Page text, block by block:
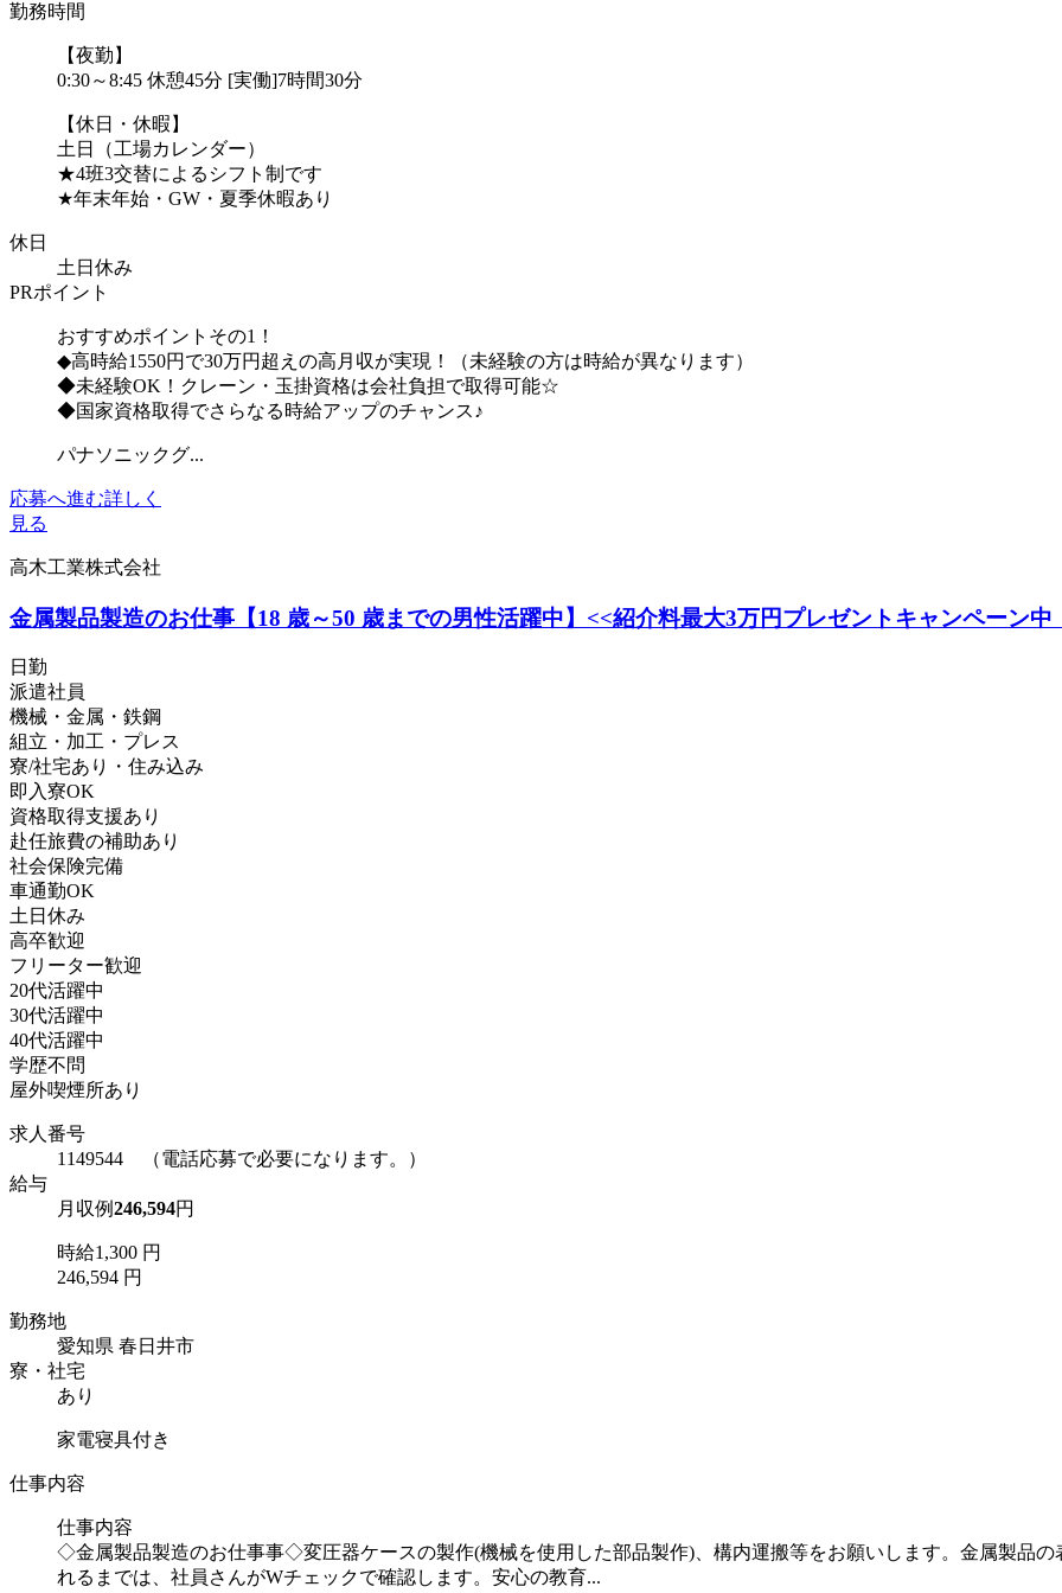
勤務時間
【夜勤】
0:30～8:45 休憩45分 [実働]7時間30分
【休日・休暇】
土日（工場カレンダー）
★4班3交替によるシフト制です
★年末年始・GW・夏季休暇あり
休日
土日休み
PRポイント
おすすめポイントその1！
◆高時給1550円で30万円超えの高月収が実現！（未経験の方は時給が異なります）
◆未経験OK！クレーン・玉掛資格は会社負担で取得可能☆
◆国家資格取得でさらなる時給アップのチャンス♪
パナソニックグ...
応募へ進む詳しく
見る
高木工業株式会社
金属製品製造のお仕事【18 歳～50 歳までの男性活躍中】<<紹介料最大3万円プレゼントキャンペーン中
日勤
派遣社員
機械・金属・鉄鋼
組立・加工・プレス
寮/社宅あり・住み込み
即入寮OK
資格取得支援あり
赴任旅費の補助あり
社会保険完備
車通勤OK
土日休み
高卒歓迎
フリーター歓迎
20代活躍中
30代活躍中
40代活躍中
学歴不問
屋外喫煙所あり
求人番号
1149544 （電話応募で必要になります。）
給与
月収例246,594円
時給1,300 円
246,594 円
勤務地
愛知県 春日井市
寮・社宅
あり
家電寝具付き
仕事内容
仕事内容
◇金属製品製造のお仕事事◇変圧器ケースの製作(機械を使用した部品製作)、構内運搬等をお願いします。金属製品
れるまでは、社員さんがWチェックで確認します。安心の教育...